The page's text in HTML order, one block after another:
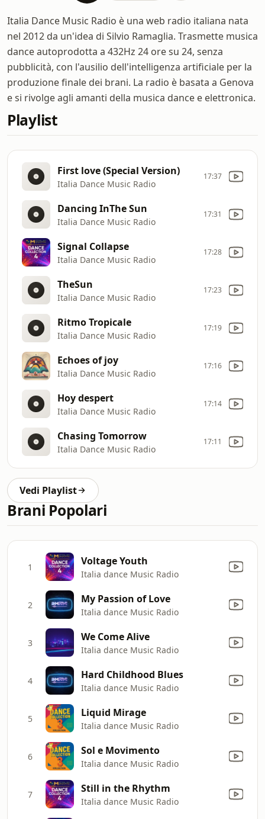
Italia Dance Music Radio è una web radio italiana nata
nel 2012 da un'idea di Silvio Ramaglia. Trasmette musica
dance autoprodotta a 432Hz 24 ore su 24, senza
pubblicità, con l'ausilio dell'intelligenza artificiale per la
produzione finale dei brani. La radio è basata a Genova
e si rivolge agli amanti della musica dance e elettronica.
Playlist
First love (Special Version)
Italia Dance Music Radio
17:37
Dancing InThe Sun
Italia Dance Music Radio
17:31
Signal Collapse
Italia Dance Music Radio
17:28
TheSun
Italia Dance Music Radio
17:23
Ritmo Tropicale
Italia Dance Music Radio
17:19
Echoes of joy
Italia Dance Music Radio
17:16
Hoy despert
Italia Dance Music Radio
17:14
Chasing Tomorrow
Italia Dance Music Radio
17:11
Vedi Playlist
Brani Popolari
1 Voltage Youth
Italia dance Music Radio
2 My Passion of Love
Italia dance Music Radio
3 We Come Alive
Italia dance Music Radio
4 Hard Childhood Blues
Italia dance Music Radio
5 Liquid Mirage
Italia dance Music Radio
6 Sol e Movimento
Italia dance Music Radio
7 Still in the Rhythm
Italia dance Music Radio